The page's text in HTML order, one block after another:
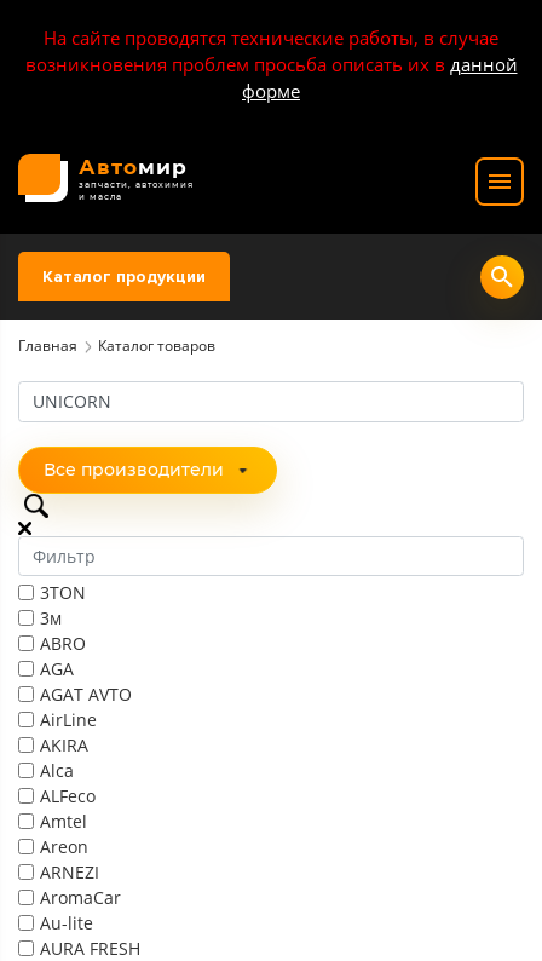
На сайте проводятся технические работы, в случае
возникновения проблем просьба описать их в данной
форме
Автомир
запчасти, автохимия
и масла
Каталог продукции
Главная Каталог товаров
Все производители
3TON
3м
ABRO
AGA
AGAT AVTO
AirLine
AKIRA
Alca
ALFeco
Amtel
Areon
ARNEZI
AromaCar
Au-lite
AURA FRESH